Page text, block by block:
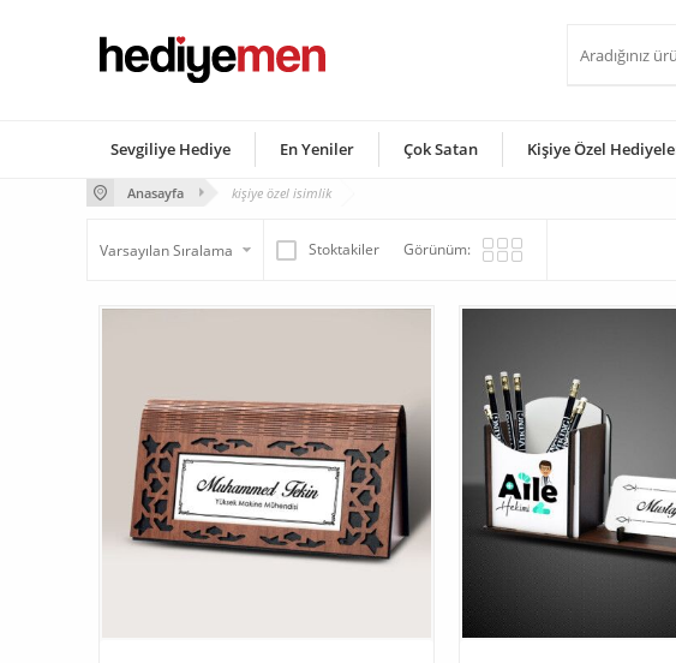
Sevgiliye Hediye En Yeniler Çok Satan Kişiye Özel
Anasayfa kişiye özel isimlik
Stoktakiler Görünüm: